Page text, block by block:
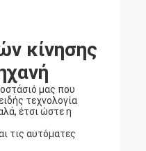
κίνησης
μας που
τεχνολογία
έτσι ώστε η
τις αυτόματες